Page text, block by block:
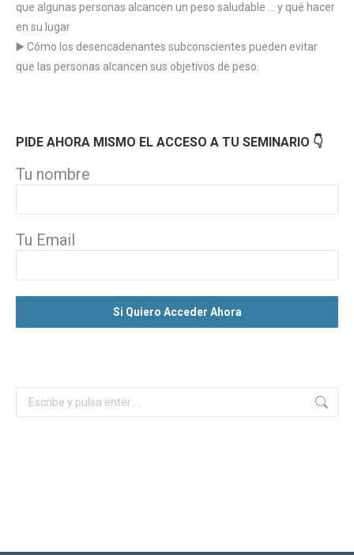
que algunas personas alcancen un peso saludable … y qué hacer
en su lugar
▶️ Cómo los desencadenantes subconscientes pueden evitar
que las personas alcancen sus objetivos de peso.
PIDE AHORA MISMO EL ACCESO A TU SEMINARIO 👇
Tu nombre
Tu Email
Buscar: